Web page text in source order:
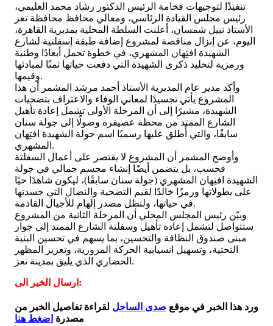
تنفيذًا لتوجيهات فخامة الرئيس الدكتور رشاد محمد العليمي،
رئيس مجلس القيادة الرئاسي، ومعالي محافظ محافظة تعز
الأستاذ نبيل شمسان، أعلنت السلطة المحلية بمديرية القاهرة،
اليوم، عن إنزال مناقصة لمشروع إضافة طبقة إسفلتية لشارع
الشهيدة افتِهان المشهري، في خطوة تحمل أبعادًا وطنية
ورمزية لتخليد ذكرى الشهيدة التي دفعت حياتها ثمنًا لمبادئها
وقيمها.
وأكد مدير عام المديرية الأستاذ أحمد مرشد المشمر أن هذا
المشروع يأتي تجسيدًا لمعاني الوفاء والاعتراف بتضحيات
الشهيدة، مشيرًا إلى أن المرحلة الأولى تشمل إعادة تأهيل
الشارع الممتد من محطة عصيفرة وصولًا إلى جولة سنان
سابقًا، والتي أُطلق عليها رسميًا اسم جولة الشهيدة افتِهان
المشهري.
وأوضح المشمر أن المشروع لا يقتصر على أعمال السفلتة
فحسب، بل يتضمن أيضًا إنشاء مجسم جمالي في جولة
الشهيدة افتِهان المشهري (جولة سنان سابقًا)، ليكون شاهدًا حيًا
على بطولاتها ورمزًا خالدًا لقيم التضحية والنضال التي جسدتها
في حياتها، ولتظل مصدر إلهام للأجيال القادمة.
وبيّن رئيس المجلس المحلي أن المرحلة الثانية من المشروع
ستتواصل لتشمل إعادة تأهيل وسفلتة الشارع الممتد إلى جوار
مبنى صندوق النظافة والتحسين، بما يسهم في تحسين البنية
التحتية، وتسهيل انسيابية الحركة المرورية، وتعزيز المظهر
الحضاري الذي يليق بمدينة تعز.
ارسال الخبر الى:
ورد هذا الخبر في موقع صدى الساحل لقراءة تفاصيل الخبر من
مصدرة اضغط هنا